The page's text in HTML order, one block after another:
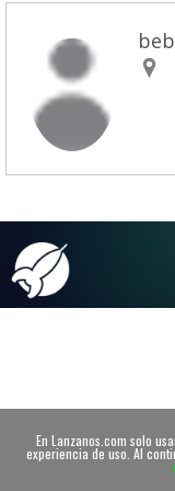
En Lanzanos.com solo
experiencia de uso. Al